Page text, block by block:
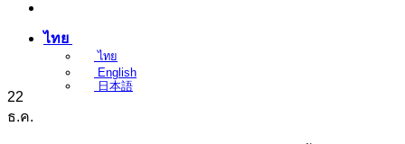
ไทย
ไทย
English
日本語
22
ธ.ค.